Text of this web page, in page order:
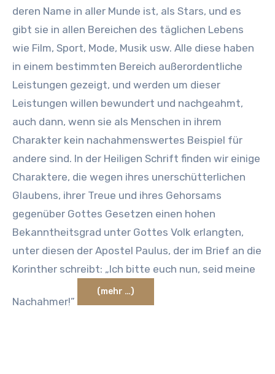
deren Name in aller Munde ist, als Stars, und es
gibt sie in allen Bereichen des täglichen Lebens
wie Film, Sport, Mode, Musik usw. Alle diese haben
in einem bestimmten Bereich außerordentliche
Leistungen gezeigt, und werden um dieser
Leistungen willen bewundert und nachgeahmt,
auch dann, wenn sie als Menschen in ihrem
Charakter kein nachahmenswertes Beispiel für
andere sind. In der Heiligen Schrift finden wir einige
Charaktere, die wegen ihres unerschütterlichen
Glaubens, ihrer Treue und ihres Gehorsams
gegenüber Gottes Gesetzen einen hohen
Bekanntheitsgrad unter Gottes Volk erlangten,
unter diesen der Apostel Paulus, der im Brief an die
Korinther schreibt: „Ich bitte euch nun, seid meine
Nachahmer!”
(mehr …)